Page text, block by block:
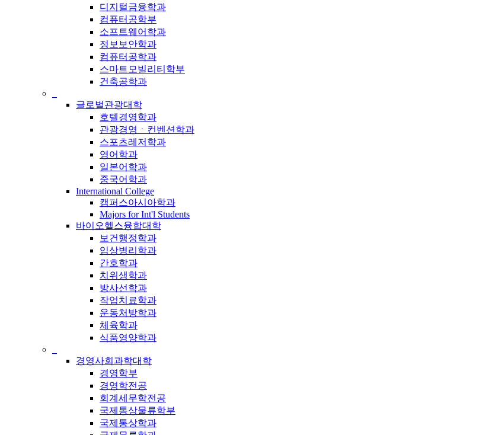
디지털금융학과
컴퓨터공학부
소프트웨어학과
정보보안학과
컴퓨터공학과
스마트모빌리티학부
건축공학과
글로벌관광대학
호텔경영학과
관광경영ㆍ컨벤션학과
스포츠레저학과
영어학과
일본어학과
중국어학과
International College
캠퍼스아시아학과
Majors for Int'l Students
바이오헬스융합대학
보건행정학과
임상병리학과
간호학과
치위생학과
방사선학과
작업치료학과
운동처방학과
체육학과
식품영양학과
경영사회과학대학
경영학부
경영학전공
회계세무학전공
국제통상물류학부
국제통상학과